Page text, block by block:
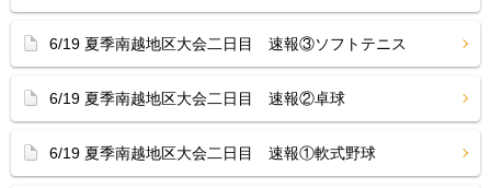
6/19 夏季南越地区大会二日目 速報③ソフトテニス
6/19 夏季南越地区大会二日目 速報②卓球
6/19 夏季南越地区大会二日目 速報①軟式野球